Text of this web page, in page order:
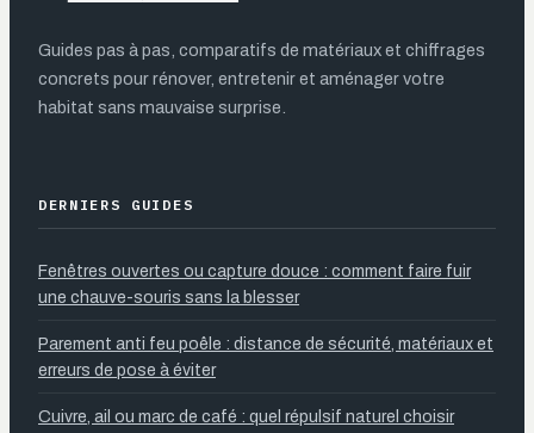
Guides pas à pas, comparatifs de matériaux et chiffrages
concrets pour rénover, entretenir et aménager votre
habitat sans mauvaise surprise.
DERNIERS GUIDES
Fenêtres ouvertes ou capture douce : comment faire fuir
une chauve-souris sans la blesser
Parement anti feu poêle : distance de sécurité, matériaux et
erreurs de pose à éviter
Cuivre, ail ou marc de café : quel répulsif naturel choisir